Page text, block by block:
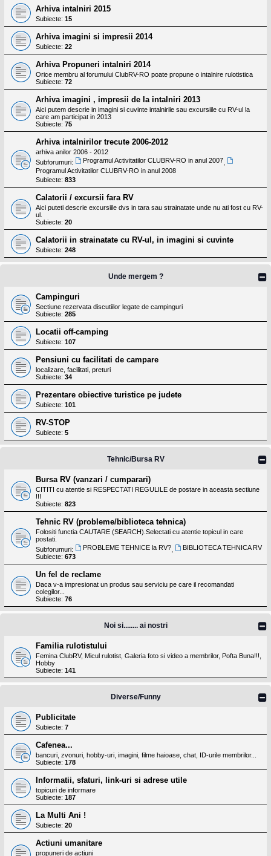
Arhiva intalniri 2015
Subiecte: 15
Arhiva imagini si impresii 2014
Subiecte: 22
Arhiva Propuneri intalniri 2014
Orice membru al forumului ClubRV-RO poate propune o intalnire rulotistica
Subiecte: 72
Arhiva imagini , impresii de la intalniri 2013
Aici putem descrie in imagini si cuvinte intalnirile sau excursiile cu RV-ul la
care am participat in 2013
Subiecte: 75
Arhiva intalnirilor trecute 2006-2012
arhiva anilor 2006 - 2012
Subforumuri:
Programul Activitatilor CLUBRV-RO in anul 2007
Programul Activitatilor CLUBRV-RO in anul 2008
Subiecte: 833
Calatorii / excursii fara RV
Aici puteti descrie excursiile dvs in tara sau strainatate unde nu ati fost cu RV-
ul.
Subiecte: 20
Calatorii in strainatate cu RV-ul, in imagini si cuvinte
Subiecte: 248
Unde mergem ?
Campinguri
Sectiune rezervata discutiilor legate de campinguri
Subiecte: 285
Locatii off-camping
Subiecte: 107
Pensiuni cu facilitati de campare
localizare, facilitati, preturi
Subiecte: 34
Prezentare obiective turistice pe judete
Subiecte: 101
RV-STOP
Subiecte: 5
Tehnic/Bursa RV
Bursa RV (vanzari / cumparari)
CITITI cu atentie si RESPECTATI REGULILE de postare in aceasta sectiune
!!!
Subiecte: 823
Tehnic RV (probleme/biblioteca tehnica)
Folositi functia CAUTARE (SEARCH).Selectati cu atentie topicul in care
postati.
Subforumuri:
PROBLEME TEHNICE la RV?,
BIBLIOTECA TEHNICA RV
Subiecte: 673
Un fel de reclame
Daca v-a impresionat un produs sau serviciu pe care il recomandati
colegilor...
Subiecte: 76
Noi si........ ai nostri
Familia rulotistului
Femina ClubRV, Micul rulotist, Galeria foto si video a membrilor, Pofta Buna!!!,
Hobby
Subiecte: 141
Diverse/Funny
Publicitate
Subiecte: 7
Cafenea...
bancuri, zvonuri, hobby-uri, imagini, filme haioase, chat, ID-urile membrilor...
Subiecte: 178
Informatii, sfaturi, link-uri si adrese utile
topicuri de informare
Subiecte: 187
La Multi Ani !
Subiecte: 20
Actiuni umanitare
propuneri de actiuni